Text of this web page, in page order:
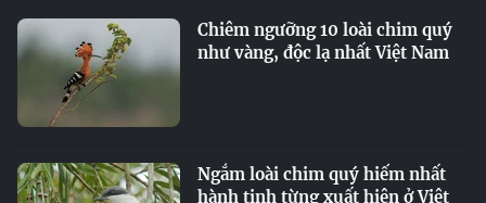
Chiêm ngưỡng 10 loài chim quý
như vàng, độc lạ nhất Việt Nam
Ngắm loài chim quý hiếm nhất
hành tinh từng xuất hiện ở Việt